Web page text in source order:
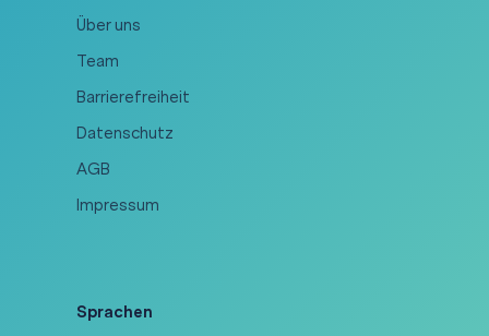
Über uns
Team
Barrierefreiheit
Datenschutz
AGB
Impressum
Sprachen